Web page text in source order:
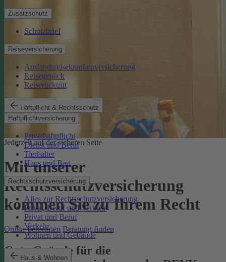
Zusatzschutz
Schutzbrief
Reiseversicherung
Auslandsreisekrankenversicherung
Reisegepäck
Reiserücktritt
Haftpflicht & Rechtsschutz
Haftpflichtversicherung
Privathaftpflicht
Dienst und Beruf
Tierhalter
Haus und Bau
Rechtsschutzversicherung
Alles zur Rechtsschutzversicherung
Privat, Beruf und Verkehr
Privat und Beruf
Verkehr
Wohnen und Gebäude
Haus & Wohnen
Jederzeit auf der sicheren Seite
Mit unserer
Rechtsschutzversicherung
kommen Sie zu Ihrem Recht
Online berechnen Beratung finden
Gute Gründe für die